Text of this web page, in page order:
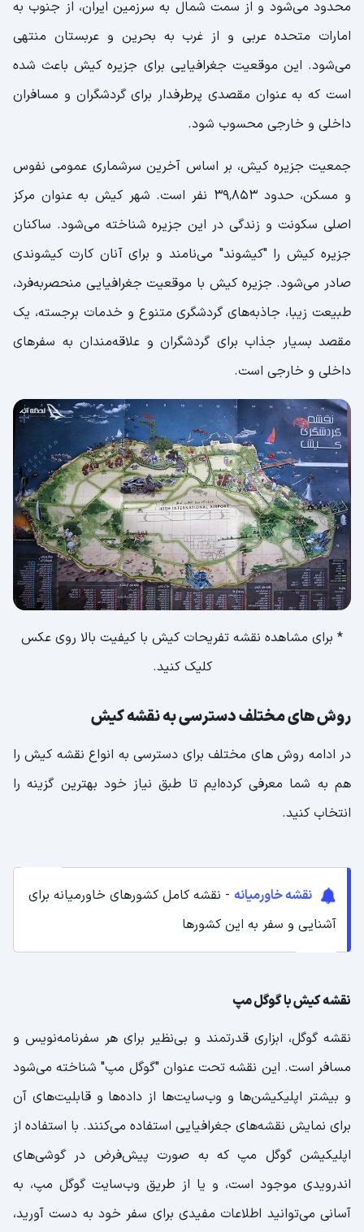
محدود می‌شود و از سمت شمال به سرزمین ایران، از جنوب به
امارات متحده عربی و از غرب به بحرین و عربستان منتهی
می‌شود. این موقعیت جغرافیایی برای جزیره کیش باعث شده
است که به عنوان مقصدی پرطرفدار برای گردشگران و مسافران
داخلی و خارجی محسوب شود.
جمعیت جزیره کیش، بر اساس آخرین سرشماری عمومی نفوس
و مسکن، حدود ۳۹٬۸۵۳ نفر است. شهر کیش به عنوان مرکز
اصلی سکونت و زندگی در این جزیره شناخته می‌شود. ساکنان
جزیره کیش را "کیشوند" می‌نامند و برای آنان کارت کیشوندی
صادر می‌شود. جزیره کیش با موقعیت جغرافیایی منحصربه‌فرد،
طبیعت زیبا، جاذبه‌های گردشگری متنوع و خدمات برجسته، یک
مقصد بسیار جذاب برای گردشگران و علاقه‌مندان به سفرهای
داخلی و خارجی است.
* برای مشاهده نقشه تفریحات کیش با کیفیت بالا روی عکس
کلیک کنید.
روش های مختلف دسترسی به نقشه کیش
در ادامه روش های مختلف برای دسترسی به انواع نقشه کیش را
هم به شما معرفی کرده‌ایم تا طبق نیاز خود بهترین گزینه را
انتخاب کنید.
نقشه خاورمیانه - نقشه کامل کشورهای خاورمیانه برای
آشنایی و سفر به این کشورها
نقشه کیش با گوگل مپ
نقشه گوگل، ابزاری قدرتمند و بی‌نظیر برای هر سفرنامه‌نویس و
مسافر است. این نقشه تحت عنوان "گوگل مپ" شناخته می‌شود
و بیشتر اپلیکیشن‌ها و وب‌سایت‌ها از داده‌ها و قابلیت‌های آن
برای نمایش نقشه‌های جغرافیایی استفاده می‌کنند. با استفاده از
اپلیکیشن گوگل مپ که به صورت پیش‌فرض در گوشی‌های
اندرویدی موجود است، و یا از طریق وب‌سایت گوگل مپ، به
آسانی می‌توانید اطلاعات مفیدی برای سفر خود به دست آورید،